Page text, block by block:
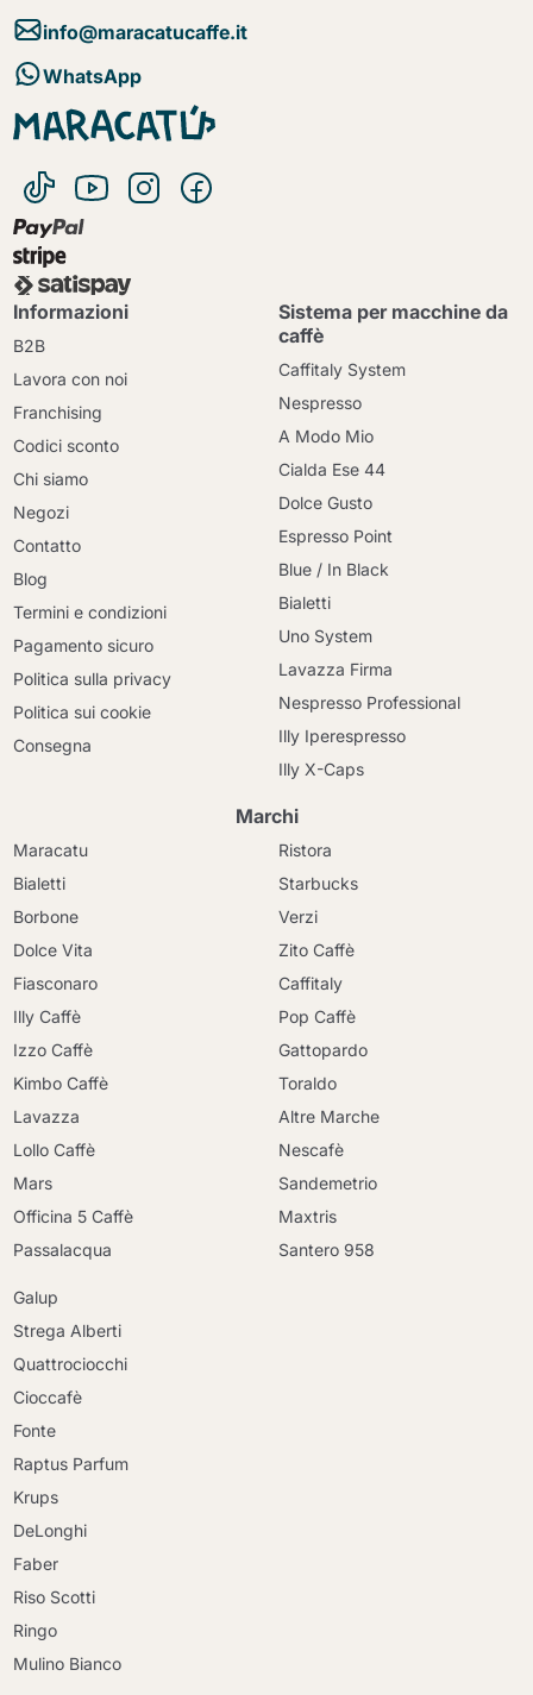
info@maracatucaffe.it
WhatsApp
Informazioni
B2B
Lavora con noi
Franchising
Codici sconto
Chi siamo
Negozi
Contatto
Blog
Termini e condizioni
Pagamento sicuro
Politica sulla privacy
Politica sui cookie
Consegna
Sistema per macchine da
caffè
Caffitaly System
Nespresso
A Modo Mio
Cialda Ese 44
Dolce Gusto
Espresso Point
Blue / In Black
Bialetti
Uno System
Lavazza Firma
Nespresso Professional
Illy Iperespresso
Illy X-Caps
Marchi
Maracatu
Bialetti
Borbone
Dolce Vita
Fiasconaro
Illy Caffè
Izzo Caffè
Kimbo Caffè
Lavazza
Lollo Caffè
Mars
Officina 5 Caffè
Passalacqua
Ristora
Starbucks
Verzi
Zito Caffè
Caffitaly
Pop Caffè
Gattopardo
Toraldo
Altre Marche
Nescafè
Sandemetrio
Maxtris
Santero 958
Galup
Strega Alberti
Quattrociocchi
Cioccafè
Fonte
Raptus Parfum
Krups
DeLonghi
Faber
Riso Scotti
Ringo
Mulino Bianco